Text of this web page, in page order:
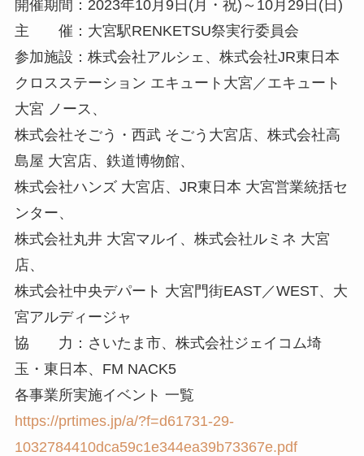
開催期間：2023年10月9日(月・祝)～10月29日(日)
主 催：大宮駅RENKETSU祭実行委員会
参加施設：株式会社アルシェ、株式会社JR東日本
クロスステーション エキュート大宮／エキュート
大宮 ノース、
株式会社そごう・西武 そごう大宮店、株式会社高
島屋 大宮店、鉄道博物館、
株式会社ハンズ 大宮店、JR東日本 大宮営業統括セ
ンター、
株式会社丸井 大宮マルイ、株式会社ルミネ 大宮
店、
株式会社中央デパート 大宮門街EAST／WEST、大
宮アルディージャ
協 力：さいたま市、株式会社ジェイコム埼
玉・東日本、FM NACK5
各事業所実施イベント 一覧
https://prtimes.jp/a/?f=d61731-29-
1032784410dca59c1e344ea39b73367e.pdf